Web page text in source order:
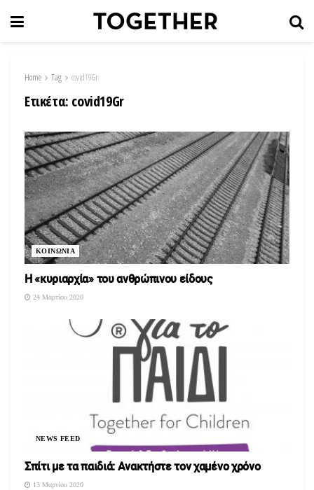
Home Tag covid19Gr
Ετικέτα: covid19Gr
ΚΟΙΝΩΝΙΑ
Η «κυριαρχία» του ανθρώπινου είδους
24 Μαρτίου 2020
NEWS FEED
Σπίτι με τα παιδιά: Ανακτήστε τον χαμένο χρόνο
13 Μαρτίου 2020